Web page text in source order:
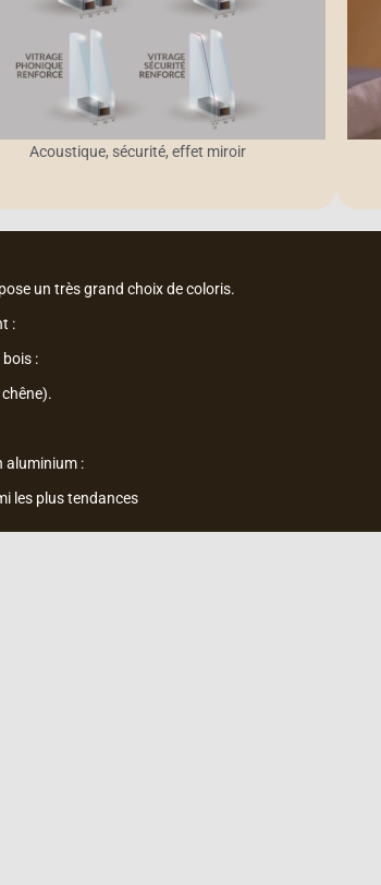
Acoustique, sécurité, effet miroir
un très grand choix de coloris.
:
:
aluminium :
les plus tendances